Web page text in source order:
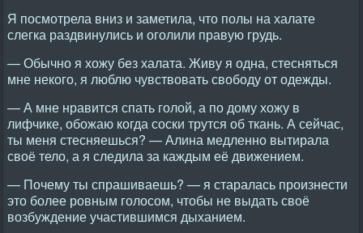
Я посмотрела вниз и заметила, что полы на халате
слегка раздвинулись и оголили правую грудь.
— Обычно я хожу без халата. Живу я одна, стесняться
мне некого, я люблю чувствовать свободу от одежды.
— А мне нравится спать голой, а по дому хожу в
лифчике, обожаю когда соски трутся об ткань. А сейчас,
ты меня стесняешься? — Алина медленно вытирала
своё тело, а я следила за каждым её движением.
— Почему ты спрашиваешь? — я старалась произнести
это более ровным голосом, чтобы не выдать своё
возбуждение участившимся дыханием.